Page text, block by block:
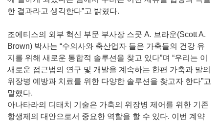
한 결과라고 생각한다”고 밝혔다.
조에티스의 외부 혁신 부문 부사장 스콧 A. 브라운(Scott A.
Brown) 박사는 “수의사와 축산업자 들은 가축들의 건강 유
지를 위해 새로운 통합적 솔루션을 찾고 있다”며 “우리는 이
새로운 접근법의 연구 및 개발을 계속하는 한편 가축과 말의
위장병 예방과 치료를 위한 다양한 솔루션을 찾고자 한다”고
말했다.
아나타라의 디태치 기술은 가축의 위장병 제어를 위한 기존
항생제의 대안으로서 중요한 역할을 할 수 있다. 이번 계약